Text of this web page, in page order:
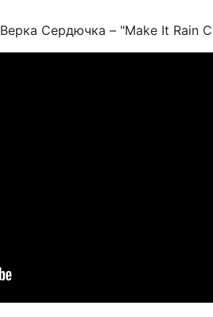
Верка Сердючка – "Make It Rain